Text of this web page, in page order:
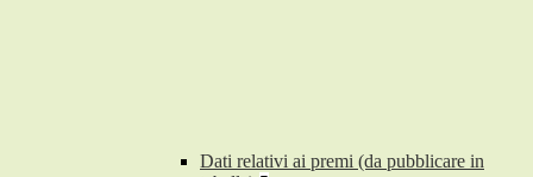
Dati relativi ai premi (da pubblicare in